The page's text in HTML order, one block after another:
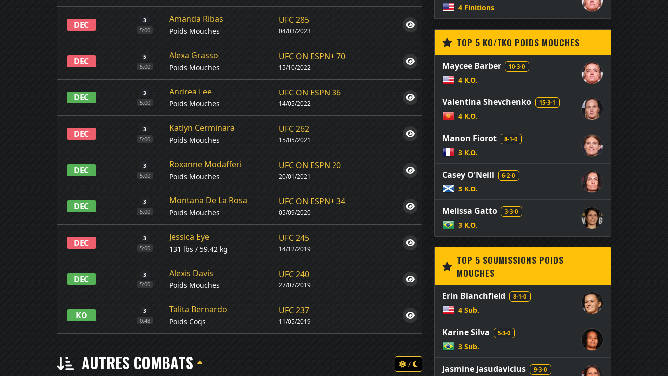
DEC 3
5:00
Amanda Ribas
Poids Mouches
UFC 285
04/03/2023
DEC 5
5:00
Alexa Grasso
Poids Mouches
UFC ON ESPN+ 70
15/10/2022
DEC 3
5:00
Andrea Lee
Poids Mouches
UFC ON ESPN 36
14/05/2022
DEC 3
5:00
Katlyn Cerminara
Poids Mouches
UFC 262
15/05/2021
DEC 3
5:00
Roxanne Modafferi
Poids Mouches
UFC ON ESPN 20
20/01/2021
DEC 3
5:00
Montana De La Rosa
Poids Mouches
UFC ON ESPN+ 34
05/09/2020
DEC 3
5:00
Jessica Eye
131 lbs / 59.42 kg
UFC 245
14/12/2019
DEC 3
5:00
Alexis Davis
Poids Mouches
UFC 240
27/07/2019
KO 3
0:48
Talita Bernardo
Poids Coqs
UFC 237
11/05/2019
AUTRES COMBATS /
4 Finitions
TOP 5 KO/TKO POIDS MOUCHES
Maycee Barber 10-3-0
4 K.O.
Valentina Shevchenko 15-3-1
4 K.O.
Manon Fiorot 8-1-0
3 K.O.
Casey O'Neill 6-2-0
3 K.O.
Melissa Gatto 3-3-0
3 K.O.
TOP 5 SOUMISSIONS POIDS
MOUCHES
Erin Blanchfield 8-1-0
4 Sub.
Karine Silva 5-3-0
3 Sub.
Jasmine Jasudavicius 9-3-0